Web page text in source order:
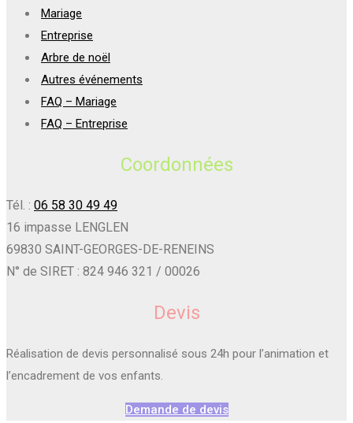
Mariage
Entreprise
Arbre de noël
Autres événements
FAQ – Mariage
FAQ – Entreprise
Coordonnées
Tél. : 06 58 30 49 49
16 impasse LENGLEN
69830 SAINT-GEORGES-DE-RENEINS
N° de SIRET : 824 946 321 / 00026
Devis
Réalisation de devis personnalisé sous 24h pour l’animation et
l’encadrement de vos enfants.
Demande de devis